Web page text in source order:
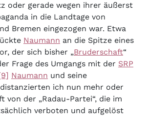
oder gerade wegen ihrer äußerst
in die Landtage von
Bremen eingezogen war. Etwa
Naumann an die Spitze eines
der sich bisher „Bruderschaft“
Frage des Umgangs mit der SRP
Naumann und seine
ich nun mehr oder
von der „Radau-Partei“, die im
verboten und aufgelöst